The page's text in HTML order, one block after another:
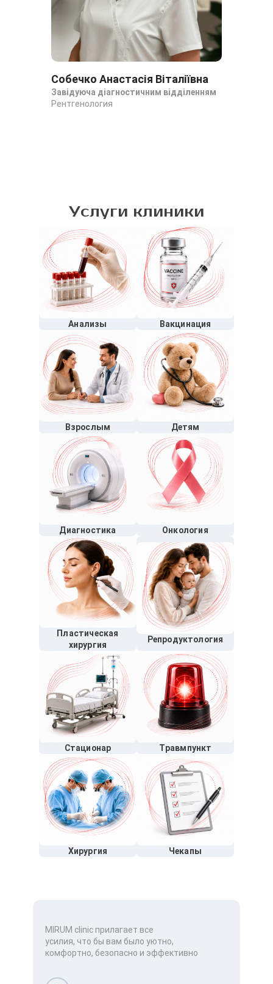
Собечко Анастасія Віталіївна
Завідуюча діагностичним відділенням
Рентгенология
Услуги клиники
Анализы Вакцинация
Взрослым Детям
Диагностика Онкология
Пластическая
хирургия
Репродуктология
Стационар Травмпункт
Хирургия Чекапы
MIRUM clinic прилагает все
усилия, что бы вам было уютно,
комфортно, безопасно и эффективно